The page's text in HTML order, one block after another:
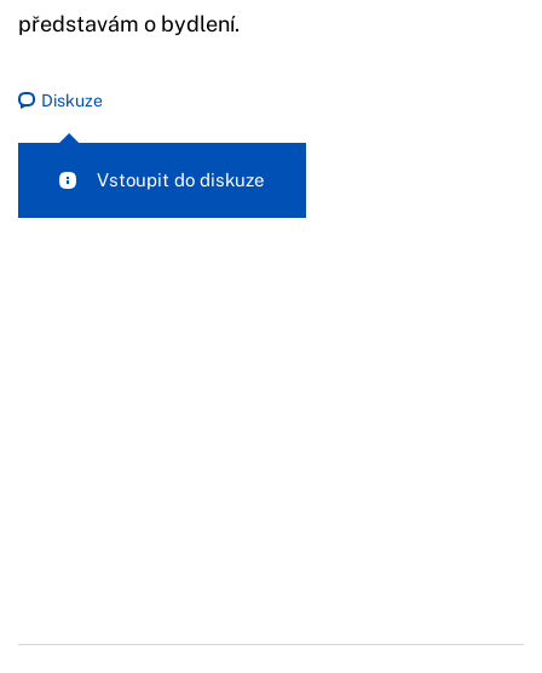
představám o bydlení.
Diskuze
Vstoupit do diskuze